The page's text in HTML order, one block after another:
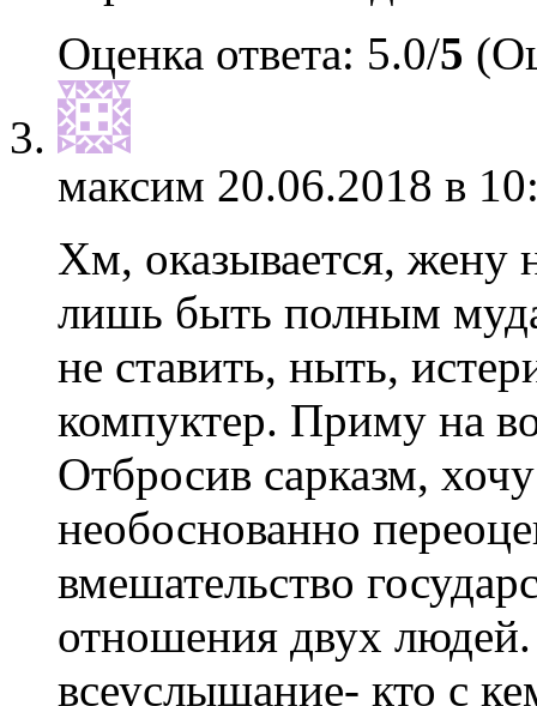
Оценка ответа: 5.0/5
максим 20.06.2018 в
Хм, оказывается, жену
лишь быть полным
не ставить, ныть,
компуктер. Приму на
Отбросив сарказм,
необоснованно
вмешательство
отношения двух
всеуслышание- кто с